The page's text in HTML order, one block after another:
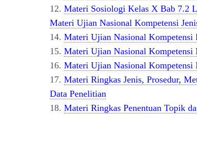
12. Materi Sosiologi Kelas X Bab 7.2
Materi Ujian Nasional Kompetensi
14. Materi Ujian Nasional Kompetensi
15. Materi Ujian Nasional Kompetensi
16. Materi Ujian Nasional Kompetensi
17. Materi Ringkas Jenis, Prosedur,
Data Penelitian
18. Materi Ringkas Penentuan Topik